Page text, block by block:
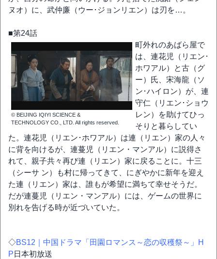
ヌオ）に、武仲廉（ウー･ジョンリエン）は刃を…。
■第24話
© BEIJING IQIYI SCIENCE &
TECHNOLOGY CO., LTD. All rights reserved.
町外れのあばら屋で
は、連花児（リエン･
ホワアル）と古（グ
ー）氏、宋海龍（ソ
ン･ハイロン）が、連
守仁（リエン･ショウ
レン）を助けてひっ
そりと暮らしてい
た。連花児（リエン･ホワアル）は連（リエン）家の人々
に背を向けるが、連蔓児（リエン・マンアル）に説得さ
れて、親子共々再び連（リエン）家に戻ることに。十三
（シーサ ン）も村に帰ってきて、にぎやかに新年を迎え
た連（リエン）家は、誰もが希望に満ちて幸せそうだ。
だが連蔓児（リエン・マンアル）には、ゲームの世界に
別れを告げる時が近づいていた。
◇BS12｜中国ドラマ「田園ロマンス～恋の収穫祭～」H
P 日本初放送